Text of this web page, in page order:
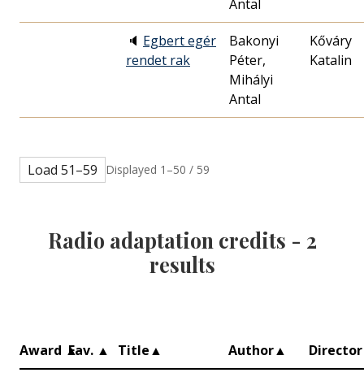
Antal
🔈 Egbert egér
rendet rak
Bakonyi
Péter,
Mihályi
Antal
Kőváry
Katalin
Load 51–59 Displayed 1–50 / 59
Radio adaptation credits - 2
results
Award ▲
Fav. ▲ Title▲ Author▲ Director